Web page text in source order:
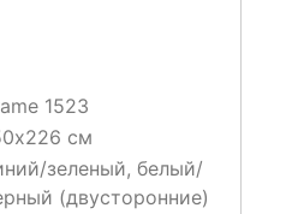
1523
см
зеленый, белый/
(двусторонние)